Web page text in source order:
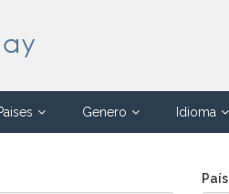
Genero Idioma
País